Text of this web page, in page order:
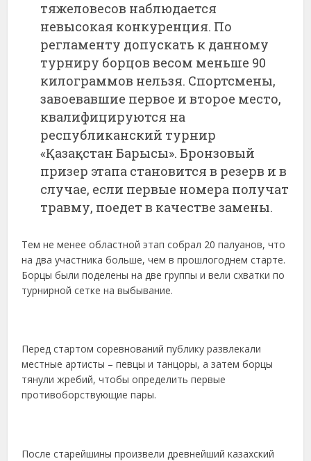
тяжеловесов наблюдается
невысокая конкуренция. По
регламенту допускать к данному
турниру борцов весом меньше 90
килограммов нельзя. Спортсмены,
завоевавшие первое и второе место,
квалифицируются на
республиканский турнир
«Қазақстан Барысы». Бронзовый
призер этапа становится в резерв и в
случае, если первые номера получат
травму, поедет в качестве замены.
Тем не менее областной этап собрал 20 палуанов, что
на два участника больше, чем в прошлогоднем старте.
Борцы были поделены на две группы и вели схватки по
турнирной сетке на выбывание.
Перед стартом соревнований публику развлекали
местные артисты – певцы и танцоры, а затем борцы
тянули жребий, чтобы определить первые
противоборствующие пары.
После старейшины произвели древнейший казахский